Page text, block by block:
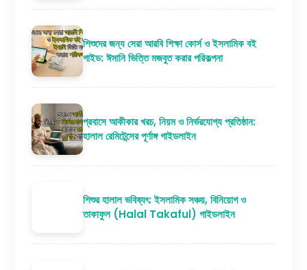
শিশুদের জন্য সেরা আরবি শিক্ষা কোর্স ও ইসলামিক বই
গাইড: ঈমানি ভিত্তি মজবুত করার পরিকল্পনা
প্রবাসে আকীকার খরচ, নিয়ম ও নির্ভরযোগ্য প্রতিষ্ঠান:
হালাল রেমিটেন্সের পূর্ণাঙ্গ গাইডলাইন
শিশুর হালাল ভবিষ্যৎ: ইসলামিক সঞ্চয়, বিনিয়োগ ও
তাকাফুল (Halal Takaful) গাইডলাইন